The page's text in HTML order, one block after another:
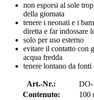
non esporsi al sole
della giornata
tenere i neonati e i
diretta e far indossare
solo per uso esterno
evitare il contatto con
acqua fredda
tenere lontano da fonti
Art.-Nr.:
DO-
Contenuto:
100